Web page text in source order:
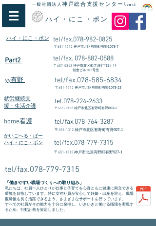
一般社団法人神戸総合支援センター heart
ハイ・にこ・ポン
ハイ・にこ・ポン tel/fax.078-982-0825
〒 651-1312 ​神戸市北区有野町有野1079-7
Part2 tel/fax. 078-882-0588
〒 657-0842 神戸市灘区船寺通5丁目4-19
朝倉ビル101号室
yy有野 tel/fax.078-585-6834
〒 651-1312 神戸市北区有野町有野1079-13
就労継続支
援・生活介護
home看護
tel.078-224-2633
〒 651-1312 神戸市北区有野町有野803-1
tel/fax.078-764-3287
〒 651-1312 神戸市北区有野町有野927-1
かいごへる・ぱー
ハイ・にこ・ポン
tel/fax.078-779-7315
〒 651-1312 神戸市北区有野町有野927-1
tel/fax.078-779-7315
「働きやすい職場づくりへの取り組み」
私たちは、社員一人ひとりが仕事と子育てを心身ともに健康に両立できる
環境を目指しています。特に女性社員が安心して妊娠・出産を迎え、職場
復帰後も長く活躍できるよう、さまざまなサポートを行っています。
すべての社員がその能力を十分に発揮し、いきいきと働ける職場を実現す
るため、行動計画を策定しました。